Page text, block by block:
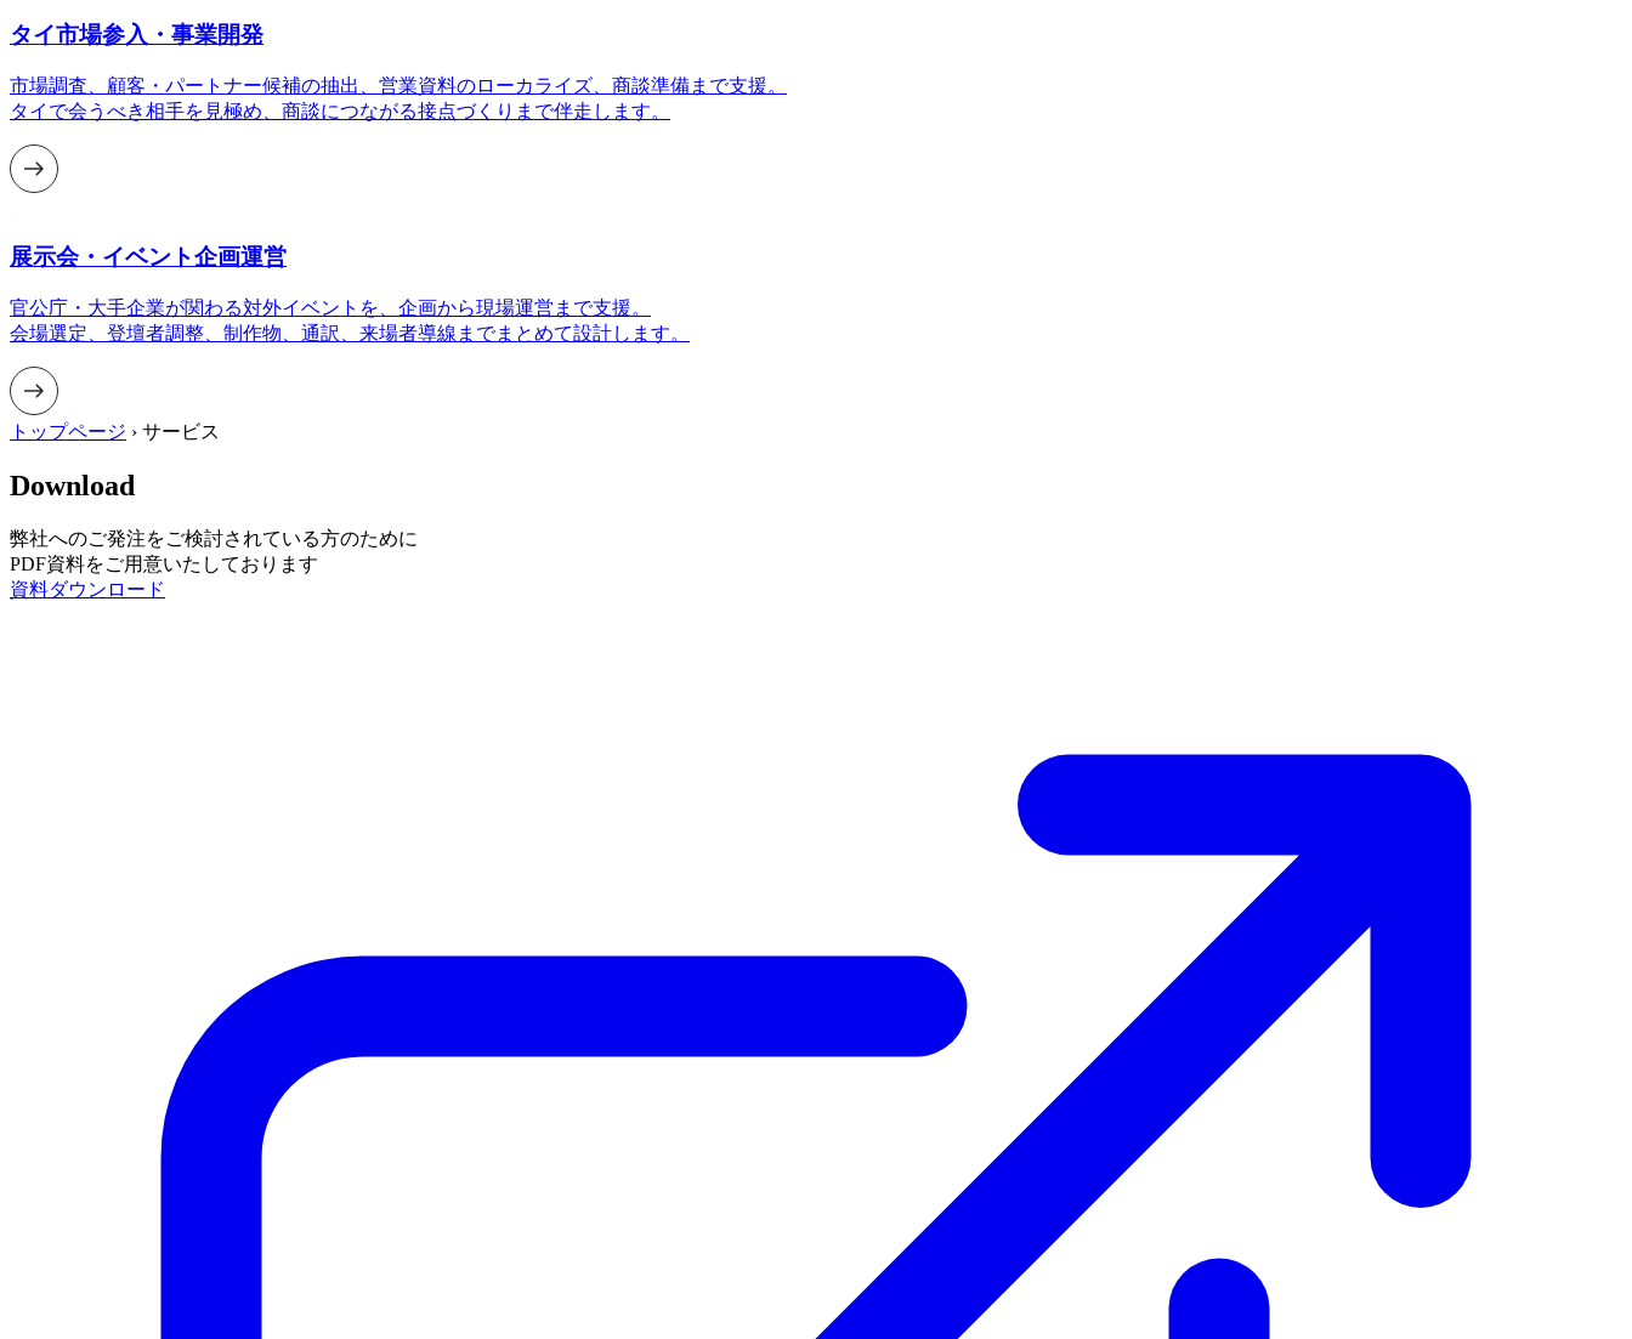
タイ市場参入・事業開発
市場調査、顧客・パートナー候補の抽出、営業資料のローカライズ、商談準備まで支援。
タイで会うべき相手を見極め、商談につながる接点づくりまで伴走します。
展示会・イベント企画運営
官公庁・大手企業が関わる対外イベントを、企画から現場運営まで支援。
会場選定、登壇者調整、制作物、通訳、来場者導線までまとめて設計します。
トップページ › サービス
Download
弊社へのご発注をご検討されている方のために
PDF資料をご用意いたしております
資料ダウンロード